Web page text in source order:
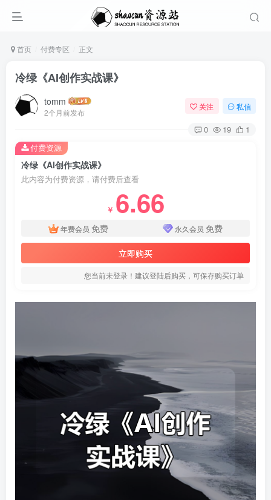
首页 付费专区 正文
冷绿《AI创作实战课》
tomm
2个月前发布
关注 私信
0 19 1
冷绿《AI创作实战课》
此内容为付费资源，请付费后查看
￥ 6.66
年费会员 免费 永久会员 免费
立即购买
您当前未登录！建议登陆后购买，可保存购买订单
付费资源